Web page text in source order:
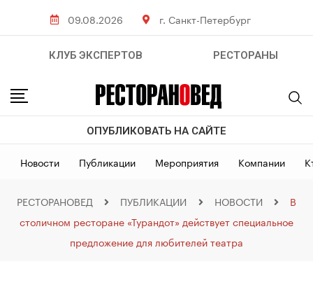
09.08.2026 г. Санкт-Петербург
КЛУБ ЭКСПЕРТОВ РЕСТОРАНЫ
ОПУБЛИКОВАТЬ НА САЙТЕ
Новости Публикации Мероприятия Компании
РЕСТОРАНОВЕД ПУБЛИКАЦИИ НОВОСТИ
В
столичном ресторане «Турандот» действует специальное
предложение для любителей театра